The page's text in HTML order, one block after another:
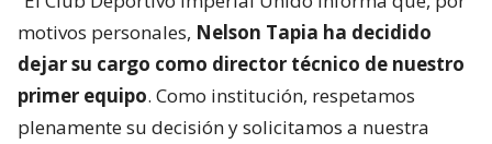
motivos personales, Nelson Tapia ha decidido
dejar su cargo como director técnico de nuestro
primer equipo. Como institución, respetamos
plenamente su decisión y solicitamos a nuestra